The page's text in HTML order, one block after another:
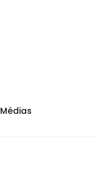
Médias